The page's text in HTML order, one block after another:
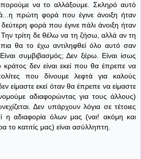
να το αλλάξουμε. Σκληρό αυτό
πρώτη φορά που έγινε άνοιξη ήταν
φορά που έγινε πάλι άνοιξη ήταν
τρίτη δε θέλω να τη ζήσω, αλλά αν τη
θα το έχω αντιληφθεί όλο αυτό σαν
συμβιβασμός; Δεν ξέρω. Είναι ίσως
δεν είναι εκεί που θα έπρεπε να
που δίνουμε λεφτά για καλούς
είμαστε εκεί όταν θα έπρεπε να είμαστε
αδιαφορώντας για τους άλλους)
Δεν υπάρχουν λόγια σε τέτοιες
η αδιαφορία όλων μας (ναι! ακόμη και
κατιτίς μας) είναι ασύλληπτη.